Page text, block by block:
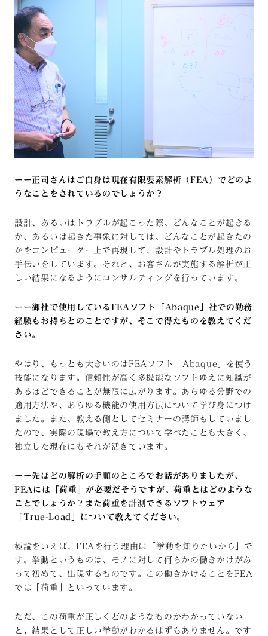
ーー正司さんはご自身は現在有限要素解析（FEA）でどのよ
うなことをされているのでしょうか？
設計、あるいはトラブルが起こった際、どんなことが起きる
か、あるいは起きた事象に対しては、どんなことが起きたの
かをコンピューター上で再現して、設計やトラブル処理のお
手伝いをしています。それと、お客さんが実施する解析が正
しい結果になるようにコンサルティングを行っています。
ーー御社で使用しているFEAソフト「Abaque」社での勤務
経験もお持ちとのことですが、そこで得たものを教えてくだ
さい。
やはり、もっとも大きいのはFEAソフト「Abaque」を使う
技能になります。信頼性が高く多機能なソフトゆえに知識が
あるほどできることが無限に広がります。あらゆる分野での
適用方法や、あらゆる機能の使用方法について学び身につけ
ました。また、教える側としてセミナーの講師もしていまし
たので、実際の現場で教え方について学べたことも大きく、
独立した現在にもそれが活きています。
ーー先ほどの解析の手順のところでお話がありましたが、
FEAには「荷重」が必要だそうですが、荷重とはどのような
ことでしょうか？また荷重を計測できるソフトウェア
「True-Load」について教えてください。
極論をいえば、FEAを行う理由は「挙動を知りたいから」で
す。挙動というものは、モノに対して何らかの働きかけがあ
って初めて、出現するものです。この働きかけることをFEA
では「荷重」といっています。
ただ、この荷重が正しくどのようなものかわかっていない
と、結果として正しい挙動がわかるはずもありません。です